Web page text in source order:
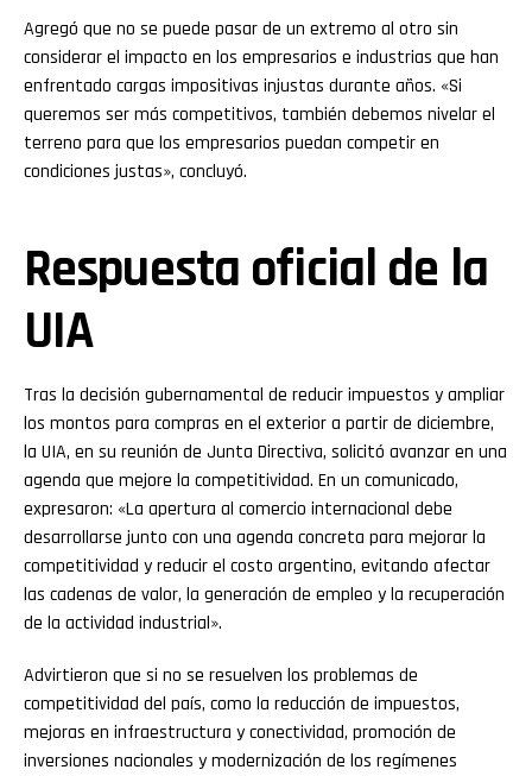
Agregó que no se puede pasar de un extremo al otro sin
considerar el impacto en los empresarios e industrias que han
enfrentado cargas impositivas injustas durante años. «Si
queremos ser más competitivos, también debemos nivelar el
terreno para que los empresarios puedan competir en
condiciones justas», concluyó.
Respuesta oficial de la
UIA
Tras la decisión gubernamental de reducir impuestos y ampliar
los montos para compras en el exterior a partir de diciembre,
la UIA, en su reunión de Junta Directiva, solicitó avanzar en una
agenda que mejore la competitividad. En un comunicado,
expresaron: «La apertura al comercio internacional debe
desarrollarse junto con una agenda concreta para mejorar la
competitividad y reducir el costo argentino, evitando afectar
las cadenas de valor, la generación de empleo y la recuperación
de la actividad industrial».
Advirtieron que si no se resuelven los problemas de
competitividad del país, como la reducción de impuestos,
mejoras en infraestructura y conectividad, promoción de
inversiones nacionales y modernización de los regímenes